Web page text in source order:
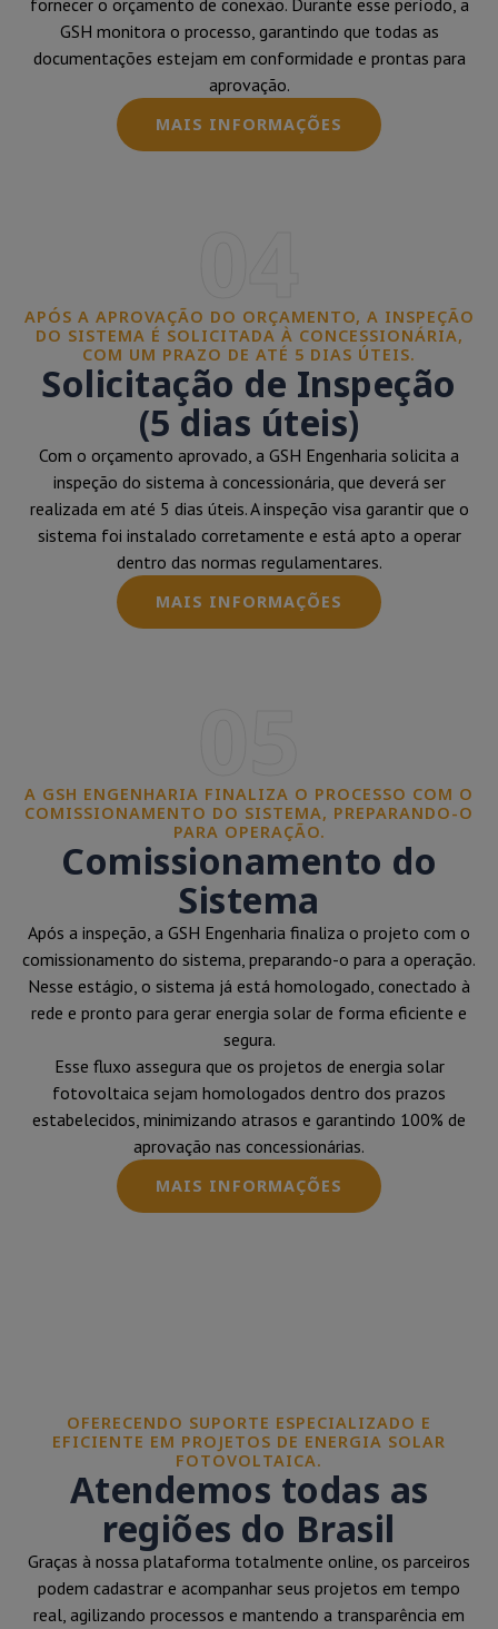
fornecer o orçamento de conexão. Durante esse período, a
GSH monitora o processo, garantindo que todas as
documentações estejam em conformidade e prontas para
aprovação.
MAIS INFORMAÇÕES
APÓS A APROVAÇÃO DO ORÇAMENTO, A INSPEÇÃO
DO SISTEMA É SOLICITADA À CONCESSIONÁRIA,
COM UM PRAZO DE ATÉ 5 DIAS ÚTEIS.
Solicitação de Inspeção
(5 dias úteis)
Com o orçamento aprovado, a GSH Engenharia solicita a
inspeção do sistema à concessionária, que deverá ser
realizada em até 5 dias úteis. A inspeção visa garantir que o
sistema foi instalado corretamente e está apto a operar
dentro das normas regulamentares.
MAIS INFORMAÇÕES
A GSH ENGENHARIA FINALIZA O PROCESSO COM O
COMISSIONAMENTO DO SISTEMA, PREPARANDO-O
PARA OPERAÇÃO.
Comissionamento do
Sistema
Após a inspeção, a GSH Engenharia finaliza o projeto com o
comissionamento do sistema, preparando-o para a operação.
Nesse estágio, o sistema já está homologado, conectado à
rede e pronto para gerar energia solar de forma eficiente e
segura.
Esse fluxo assegura que os projetos de energia solar
fotovoltaica sejam homologados dentro dos prazos
estabelecidos, minimizando atrasos e garantindo 100% de
aprovação nas concessionárias.
MAIS INFORMAÇÕES
OFERECENDO SUPORTE ESPECIALIZADO E
EFICIENTE EM PROJETOS DE ENERGIA SOLAR
FOTOVOLTAICA.
Atendemos todas as
regiões do Brasil
Graças à nossa plataforma totalmente online, os parceiros
podem cadastrar e acompanhar seus projetos em tempo
real, agilizando processos e mantendo a transparência em